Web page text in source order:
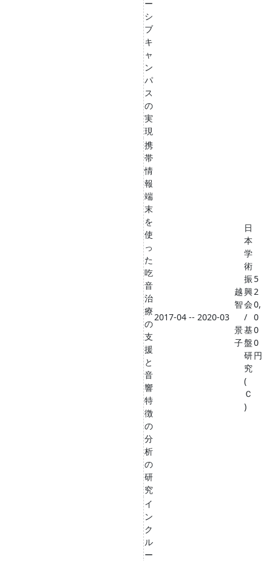
ー
シ
ブ
キ
ャ
ン
パ
ス
の
実
現
携
帯
情
報
端
末
を
使
っ
た
吃
音
治
療
の
支
援
と
音
響
特
徴
の
分
析
の
研
究
2017-04 -- 2020-03
越
智
景
子
日
本
学
術
振
興
会
/
基
盤
研
究
(
Ｃ
)
5
2
0,
0
0
0
円
イ
ン
ク
ル
ー